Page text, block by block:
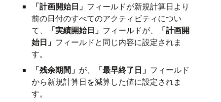
「計画開始日」 フィールドが新規計算日より
前の日付のすべてのアクティビティについ
て、
「実績開始日」 フィールドが、
「計画開
始日」 フィールドと同じ内容に設定されま
す。
「残余期間」 が、 「最早終了日」 フィールド
から新規計算日を減算した値に設定されま
す。